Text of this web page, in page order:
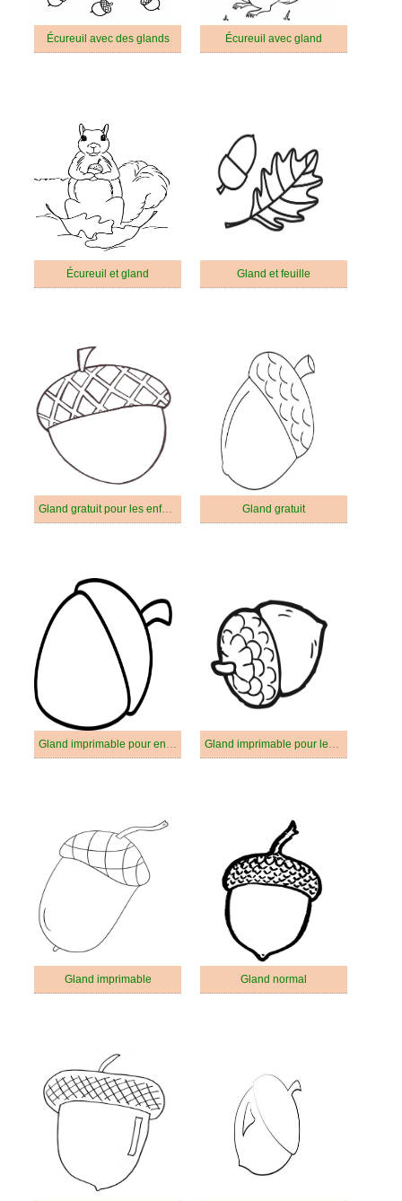
Écureuil avec des glands Écureuil avec gland
Écureuil et gland Gland et feuille
Gland gratuit pour les enfants Gland gratuit
Gland imprimable pour enfants Gland imprimable pour les enfants
Gland imprimable Gland normal